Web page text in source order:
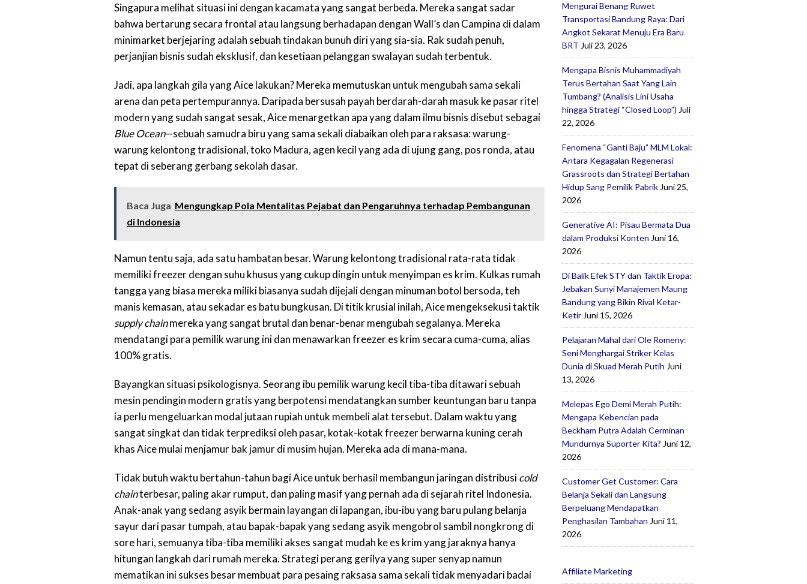
Singapura melihat situasi ini dengan kacamata yang sangat berbeda. Mereka sangat sadar
bahwa bertarung secara frontal atau langsung berhadapan dengan Wall’s dan Campina di dalam
minimarket berjejaring adalah sebuah tindakan bunuh diri yang sia-sia. Rak sudah penuh,
perjanjian bisnis sudah eksklusif, dan kesetiaan pelanggan swalayan sudah terbentuk.
Jadi, apa langkah gila yang Aice lakukan? Mereka memutuskan untuk mengubah sama sekali
arena dan peta pertempurannya. Daripada bersusah payah berdarah-darah masuk ke pasar ritel
modern yang sudah sangat sesak, Aice menargetkan apa yang dalam ilmu bisnis disebut sebagai
Blue Ocean—sebuah samudra biru yang sama sekali diabaikan oleh para raksasa: warung-
warung kelontong tradisional, toko Madura, agen kecil yang ada di ujung gang, pos ronda, atau
tepat di seberang gerbang sekolah dasar.
Baca Juga Mengungkap Pola Mentalitas Pejabat dan Pengaruhnya terhadap Pembangunan
di Indonesia
Namun tentu saja, ada satu hambatan besar. Warung kelontong tradisional rata-rata tidak
memiliki freezer dengan suhu khusus yang cukup dingin untuk menyimpan es krim. Kulkas rumah
tangga yang biasa mereka miliki biasanya sudah dijejali dengan minuman botol bersoda, teh
manis kemasan, atau sekadar es batu bungkusan. Di titik krusial inilah, Aice mengeksekusi taktik
supply chainmereka yang sangat brutal dan benar-benar mengubah segalanya. Mereka
mendatangi para pemilik warung ini dan menawarkan freezer es krim secara cuma-cuma, alias
100% gratis.
Bayangkan situasi psikologisnya. Seorang ibu pemilik warung kecil tiba-tiba ditawari sebuah
mesin pendingin modern gratis yang berpotensi mendatangkan sumber keuntungan baru tanpa
ia perlu mengeluarkan modal jutaan rupiah untuk membeli alat tersebut. Dalam waktu yang
sangat singkat dan tidak terprediksi oleh pasar, kotak-kotak freezer berwarna kuning cerah
khas Aice mulai menjamur bak jamur di musim hujan. Mereka ada di mana-mana.
Tidak butuh waktu bertahun-tahun bagi Aice untuk berhasil membangun jaringan distribusicold
chainterbesar, paling akar rumput, dan paling masif yang pernah ada di sejarah ritel Indonesia.
Anak-anak yang sedang asyik bermain layangan di lapangan, ibu-ibu yang baru pulang belanja
sayur dari pasar tumpah, atau bapak-bapak yang sedang asyik mengobrol sambil nongkrong di
sore hari, semuanya tiba-tiba memiliki akses sangat mudah ke es krim yang jaraknya hanya
hitungan langkah dari rumah mereka. Strategi perang gerilya yang super senyap namun
mematikan ini sukses besar membuat para pesaing raksasa sama sekali tidak menyadari badai
Mengurai Benang Ruwet
Transportasi Bandung Raya: Dari
Angkot Sekarat Menuju Era Baru
BRT Juli 23, 2026
Mengapa Bisnis Muhammadiyah
Terus Bertahan Saat Yang Lain
Tumbang? (Analisis Lini Usaha
hingga Strategi “Closed Loop”) Juli
22, 2026
Fenomena “Ganti Baju” MLM Lokal:
Antara Kegagalan Regenerasi
Grassroots dan Strategi Bertahan
Hidup Sang Pemilik Pabrik Juni 25,
2026
Generative AI: Pisau Bermata Dua
dalam Produksi Konten Juni 16,
2026
Di Balik Efek STY dan Taktik Eropa:
Jebakan Sunyi Manajemen Maung
Bandung yang Bikin Rival Ketar-
Ketir Juni 15, 2026
Pelajaran Mahal dari Ole Romeny:
Seni Menghargai Striker Kelas
Dunia di Skuad Merah Putih Juni
13, 2026
Melepas Ego Demi Merah Putih:
Mengapa Kebencian pada
Beckham Putra Adalah Cerminan
Mundurnya Suporter Kita? Juni 12,
2026
Customer Get Customer: Cara
Belanja Sekali dan Langsung
Berpeluang Mendapatkan
Penghasilan Tambahan Juni 11,
2026
Affiliate Marketing